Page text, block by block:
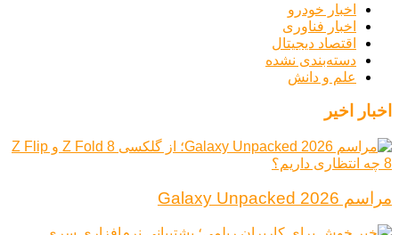
اخبار خودرو
اخبار فناوری
اقتصاد دیجیتال
دسته‌بندی نشده
علم و دانش
اخبار اخیر
مراسم Galaxy Unpacked 2026